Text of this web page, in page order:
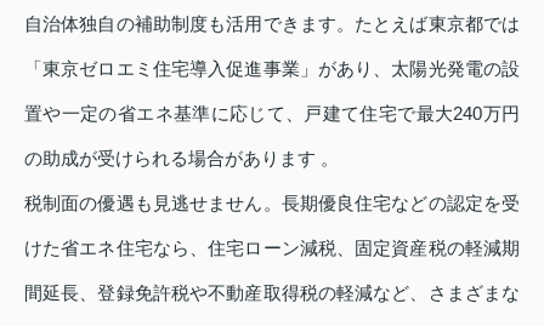
自治体独自の補助制度も活用できます。たとえば東京都では
「東京ゼロエミ住宅導入促進事業」があり、太陽光発電の設
置や一定の省エネ基準に応じて、戸建て住宅で最大240万円
の助成が受けられる場合があります 。
税制面の優遇も見逃せません。長期優良住宅などの認定を受
けた省エネ住宅なら、住宅ローン減税、固定資産税の軽減期
間延長、登録免許税や不動産取得税の軽減など、さまざまな